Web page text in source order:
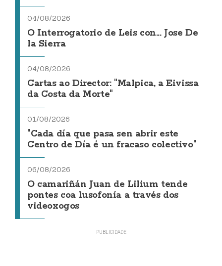
04/08/2026
O Interrogatorio de Leis con... Jose De
la Sierra
04/08/2026
Cartas ao Director: "Malpica, a Eivissa
da Costa da Morte"
01/08/2026
"Cada día que pasa sen abrir este
Centro de Día é un fracaso colectivo"
06/08/2026
O camariñán Juan de Lilium tende
pontes coa lusofonía a través dos
videoxogos